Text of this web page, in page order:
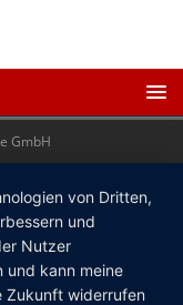
GmbH
von Dritten,
und
Nutzer
und kann meine
Zukunft widerrufen